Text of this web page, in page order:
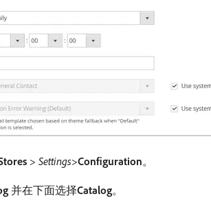
> Settings>Configuration。
​并在下面选择​Catalog。